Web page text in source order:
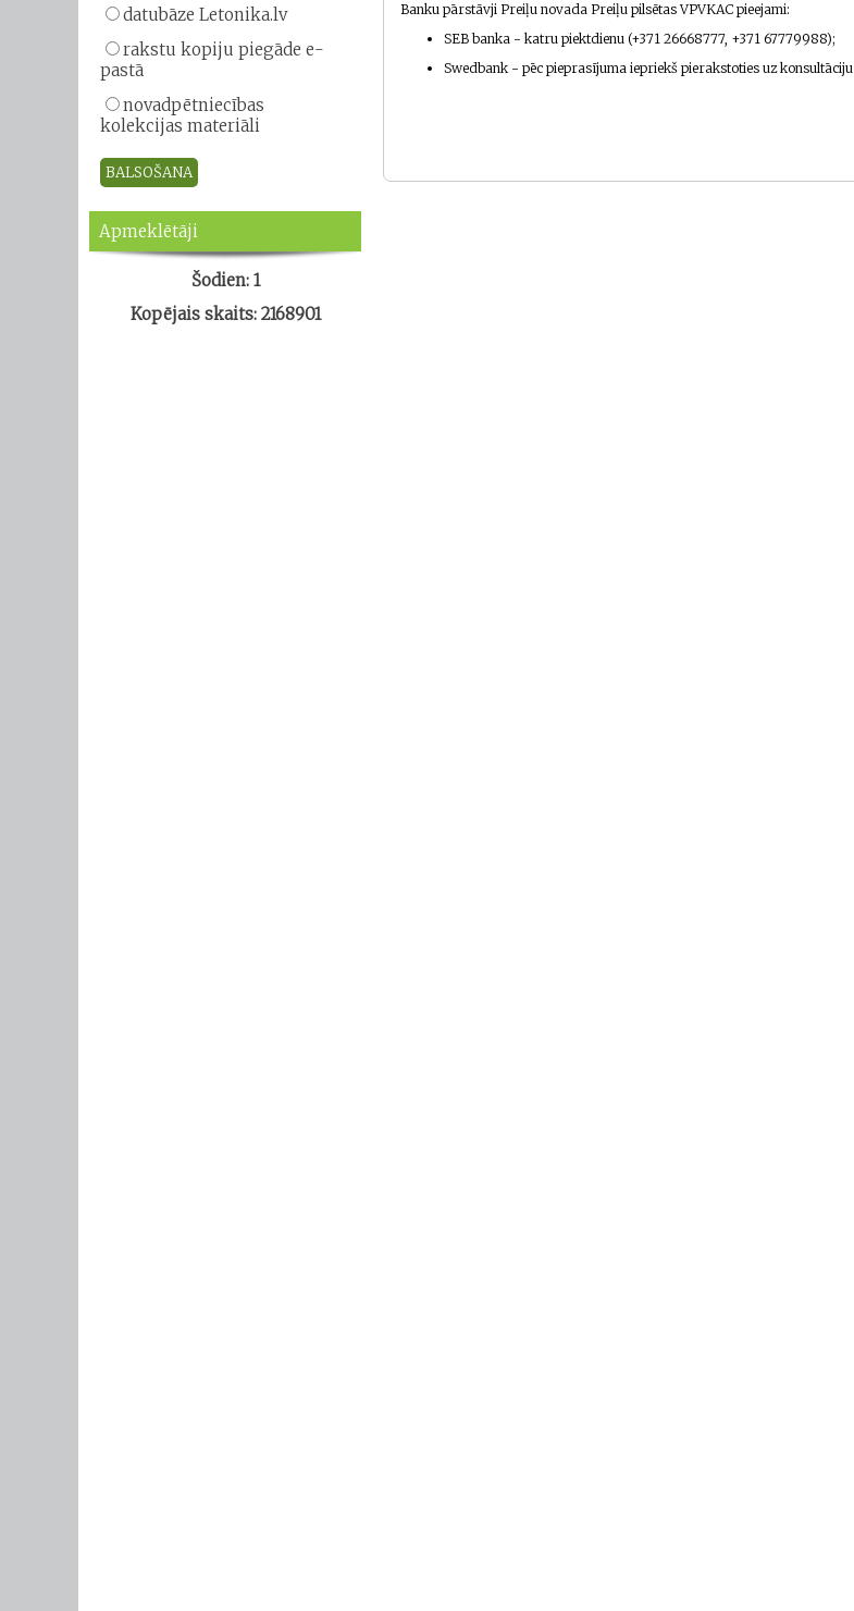
datubāze Letonika.lv
rakstu kopiju piegāde e-
pastā
novadpētniecības
kolekcijas materiāli
Apmeklētāji
Šodien: 1
Kopējais skaits: 2168901
Banku pārstāvji Preiļu novada Preiļu pilsētas VPVKAC pieejami:
SEB banka - katru piektdienu (+371 26668777, +371 67779988);
Swedbank - pēc pieprasījuma iepriekš pierakstoties uz konsultāciju